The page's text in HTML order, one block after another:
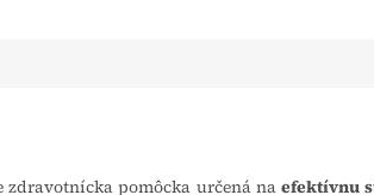
zdravotnícka pomôcka určená naefektívnu